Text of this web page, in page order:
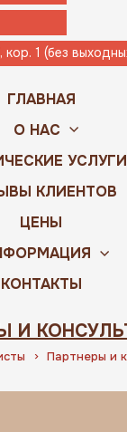
ГЛАВНАЯ
О НАС
УСЛУГИ
КЛИЕНТОВ
ЦЕНЫ
КОНТАКТЫ
кор. 1 (без
Партнеры и
И